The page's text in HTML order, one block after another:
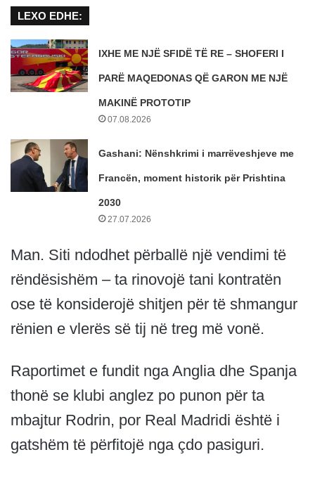
LEXO EDHE:
IXHE ME NJË SFIDË TË RE – SHOFERI I
PARË MAQEDONAS QË GARON ME NJË
MAKINË PROTOTIP
07.08.2026
Gashani: Nënshkrimi i marrëveshjeve me
Francën, moment historik për Prishtina
2030
27.07.2026
Man. Siti ndodhet përballë një vendimi të
rëndësishëm – ta rinovojë tani kontratën
ose të konsiderojë shitjen për të shmangur
rënien e vlerës së tij në treg më vonë.
Raportimet e fundit nga Anglia dhe Spanja
thonë se klubi anglez po punon për ta
mbajtur Rodrin, por Real Madridi është i
gatshëm të përfitojë nga çdo pasiguri.